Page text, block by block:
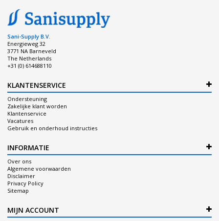
Sani-Supply B.V.
Energieweg 32
3771 NA Barneveld
The Netherlands
+31 (0) 614688110
KLANTENSERVICE
Ondersteuning
Zakelijke klant worden
Klantenservice
Vacatures
Gebruik en onderhoud instructies
INFORMATIE
Over ons
Algemene voorwaarden
Disclaimer
Privacy Policy
Sitemap
MIJN ACCOUNT